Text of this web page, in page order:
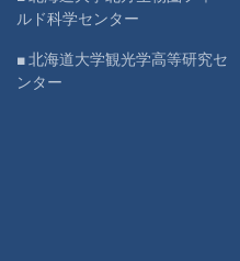
ルド科学センター
■ 北海道大学観光学高等研究セ
ンター